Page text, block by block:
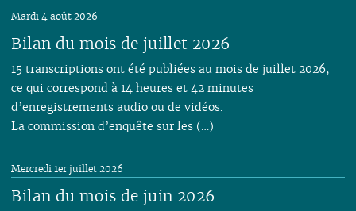
01
02
01
02
01
Bilan du mois de juillet 2026
Mardi 4 août 2026
15 transcriptions ont été publiées au mois de juillet 2026,
ce qui correspond à 14 heures et 42 minutes
d’enregistrements audio ou de vidéos.
La commission d’enquête sur les (…)
Bilan du mois de juin 2026
Mercredi 1er juillet 2026